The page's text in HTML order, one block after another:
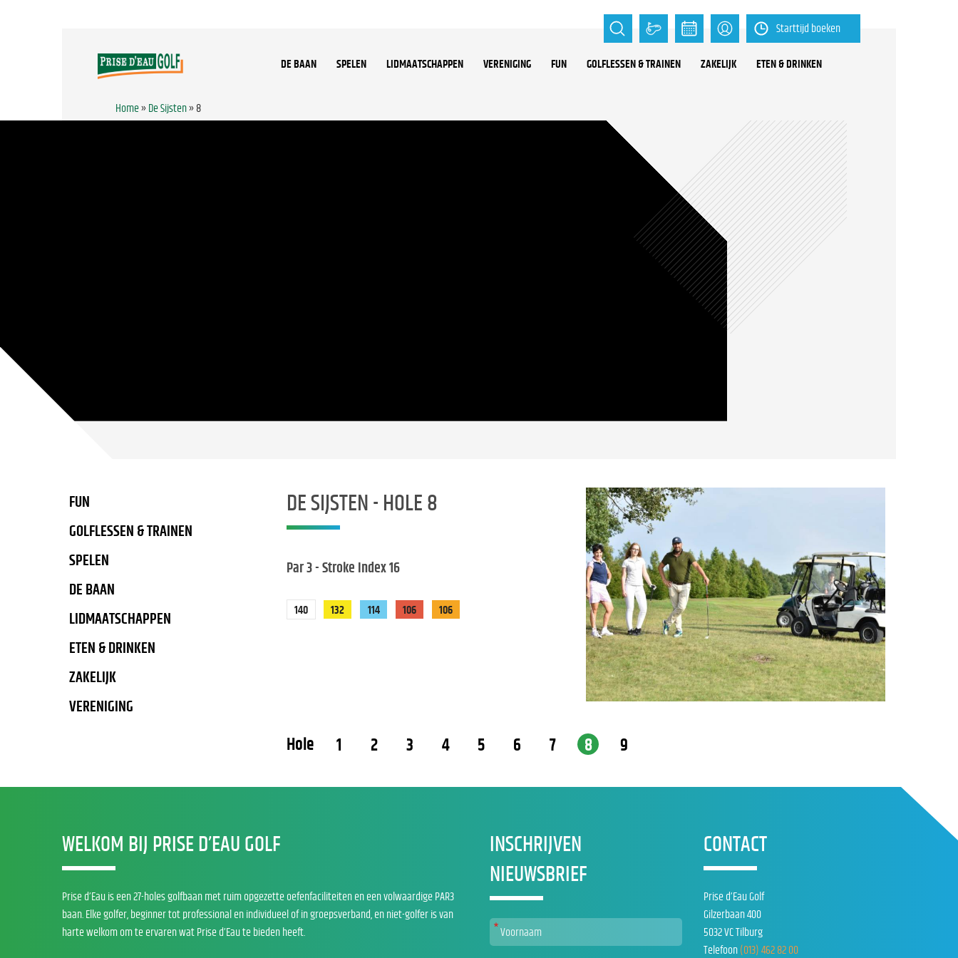
Starttijd boeken
DE BAAN SPELEN LIDMAATSCHAPPEN VERENIGING FUN GOLFLESSEN & TRAINEN ZAKELIJK ETEN & DRINKEN
Home» De Sijsten» 8
FUN
GOLFLESSEN & TRAINEN
SPELEN
DE BAAN
LIDMAATSCHAPPEN
ETEN & DRINKEN
ZAKELIJK
VERENIGING
DE SIJSTEN - HOLE 8
Par 3 - Stroke Index 16
140 132 114 106 106
Hole 1 2 3 4 5 6 7 8 9
WELKOM BIJ PRISE D’EAU GOLF
Prise d’Eau is een 27-holes golfbaan met ruim opgezette oefenfaciliteiten en een volwaardige PAR3
baan. Elke golfer, beginner tot professional en individueel of in groepsverband, en niet-golfer is van
harte welkom om te ervaren wat Prise d’Eau te bieden heeft.
INSCHRIJVEN
NIEUWSBRIEF
CONTACT
Prise d’Eau Golf
Gilzerbaan 400
5032 VC Tilburg
Telefoon (013) 462 82 00